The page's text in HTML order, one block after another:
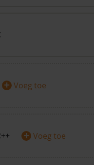
+ Voeg toe
+ Voeg toe